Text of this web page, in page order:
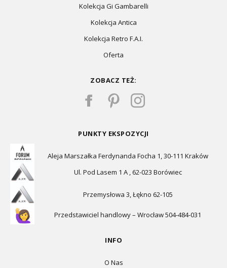
Kolekcja Gi Gambarelli
Kolekcja Antica
Kolekcja Retro F.A.I.
Oferta
ZOBACZ TEŻ:
PUNKTY EKSPOZYCJI
Aleja Marszałka Ferdynanda Focha 1, 30-111 Kraków
Ul. Pod Lasem 1 A , 62-023 Borówiec
Przemysłowa 3, Łękno 62-105
Przedstawiciel handlowy – Wrocław 504-484-031
INFO
O Nas